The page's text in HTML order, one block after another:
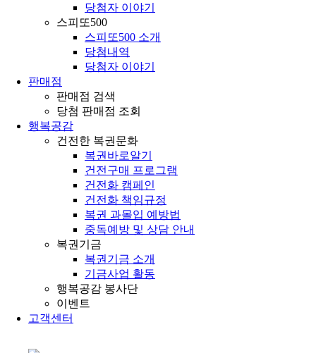
당첨자 이야기
스피또500
스피또500 소개
당첨내역
당첨자 이야기
판매점
판매점 검색
당첨 판매점 조회
행복공감
건전한 복권문화
복권바로알기
건전구매 프로그램
건전화 캠페인
건전화 책임규정
복권 과몰입 예방법
중독예방 및 상담 안내
복권기금
복권기금 소개
기금사업 활동
행복공감 봉사단
이벤트
고객센터